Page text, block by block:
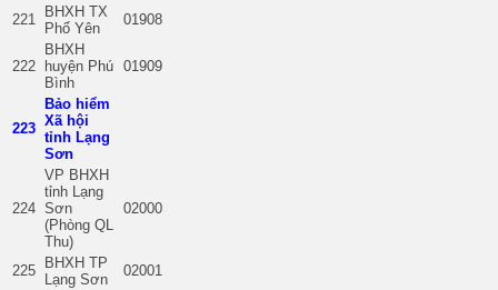
221
BHXH TX
Phổ Yên
01908
222
BHXH
huyện Phú
Bình
01909
223
Bảo hiểm
Xã hội
tỉnh Lạng
Sơn
224
VP BHXH
tỉnh Lạng
Sơn
(Phòng QL
Thu)
02000
225
BHXH TP
Lạng Sơn
02001